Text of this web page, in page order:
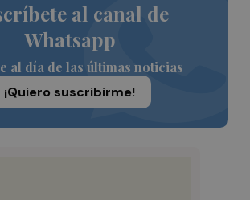
al canal de
Whatsapp
al día de las últimas noticias
¡Quiero suscribirme!